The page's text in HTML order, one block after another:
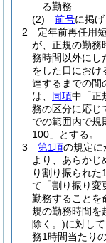
る勤務
(2)
前号に掲
2
定年前再任用
が、正規の勤務
務時間以外にし
をした日におけ
達するまでの間
は、 同項中「正
務の区分に応じ
での範囲内で規
100」とする。
3
第1項の規定に
より、あらかじ
り割り振られた
て「割り振り変
勤務することを
規の勤務時間を
除く。)に対し
務1時間当たり